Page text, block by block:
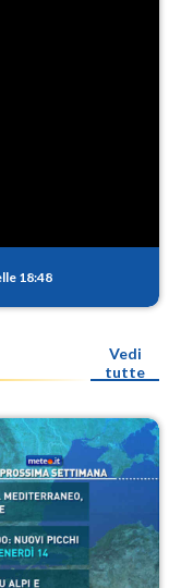
18:48
Vedi
tutte